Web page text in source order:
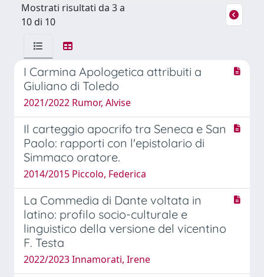
Mostrati risultati da 3 a
10 di 10
I Carmina Apologetica attribuiti a
Giuliano di Toledo
2021/2022 Rumor, Alvise
Il carteggio apocrifo tra Seneca e San
Paolo: rapporti con l'epistolario di
Simmaco oratore.
2014/2015 Piccolo, Federica
La Commedia di Dante voltata in
latino: profilo socio-culturale e
linguistico della versione del vicentino
F. Testa
2022/2023 Innamorati, Irene